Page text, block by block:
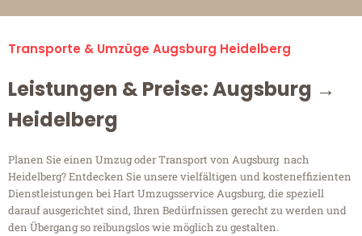
Transporte & Umzüge Augsburg Heidelberg
Leistungen & Preise: Augsburg →
Heidelberg
Planen Sie einen Umzug oder Transport von Augsburg nach
Heidelberg? Entdecken Sie unsere vielfältigen und kosteneffizienten
Dienstleistungen bei Hart Umzugsservice Augsburg, die speziell
darauf ausgerichtet sind, Ihren Bedürfnissen gerecht zu werden und
den Übergang so reibungslos wie möglich zu gestalten.